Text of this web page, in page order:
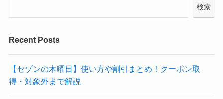
検索
Recent Posts
【セゾンの木曜日】使い方や割引まとめ！クーポン取
得・対象外まで解説